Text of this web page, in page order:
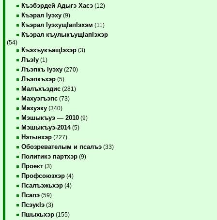
Къэбэрдей Адыгэ Хасэ (12)
Къэрал Iуэху (9)
Къэрал IуэхущIапIэхэм (11)
Къэрал къулыкъущIапIэхэр
(54)
КъэхъукъащIэхэр (3)
ЛъэIу (1)
Лъэпкъ Iуэху (270)
Лъэпкъхэр (5)
Малъхъэдис (281)
Махуэгъэпс (73)
Махуэку (340)
Мэшыкъуэ — 2010 (9)
Мэшыкъуэ-2014(5)
Нэтынхэр (227)
Обозревателым и псалъэ (33)
Политикэ партхэр (9)
Проект (3)
Профсоюзхэр (4)
Псалъэжьхэр (4)
Псапэ (59)
ПсэукIэ (3)
Пшыхьхэр (155)